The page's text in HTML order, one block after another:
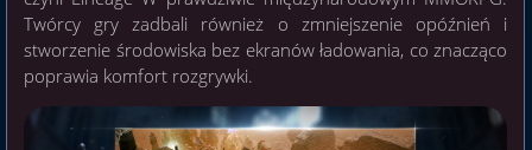
Twórcy gry zadbali również o zmniejszenie opóźnień i
stworzenie środowiska bez ekranów ładowania, co znacząco
poprawia komfort rozgrywki.